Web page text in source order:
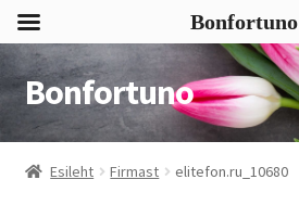
Liigu
navigeerimisele
Liigu
sisu
juurde
Bonfortuno
Esileht Firmast elitefon.ru_10680
Bonfortuno